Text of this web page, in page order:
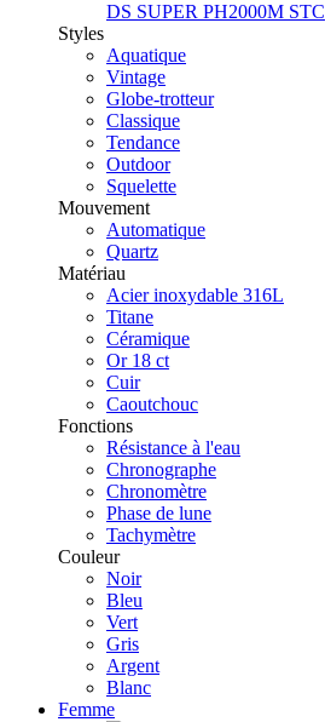
DS SUPER PH2000M STC
Styles
Aquatique
Vintage
Globe-trotteur
Classique
Tendance
Outdoor
Squelette
Mouvement
Automatique
Quartz
Matériau
Acier inoxydable 316L
Titane
Céramique
Or 18 ct
Cuir
Caoutchouc
Fonctions
Résistance à l'eau
Chronographe
Chronomètre
Phase de lune
Tachymètre
Couleur
Noir
Bleu
Vert
Gris
Argent
Blanc
Femme